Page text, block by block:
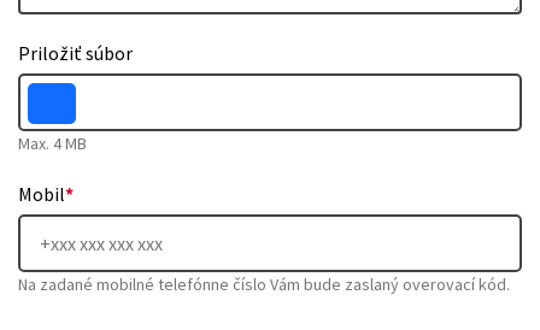
Priložiť súbor
Max. 4 MB
Mobil*
Na zadané mobilné telefónne číslo Vám bude zaslaný overovací kód.